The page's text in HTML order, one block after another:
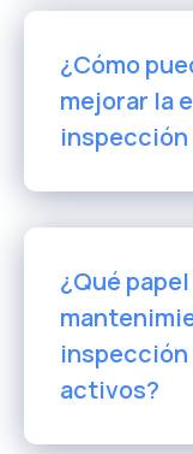
¿Cómo
mejorar la
¿Qué
activos?